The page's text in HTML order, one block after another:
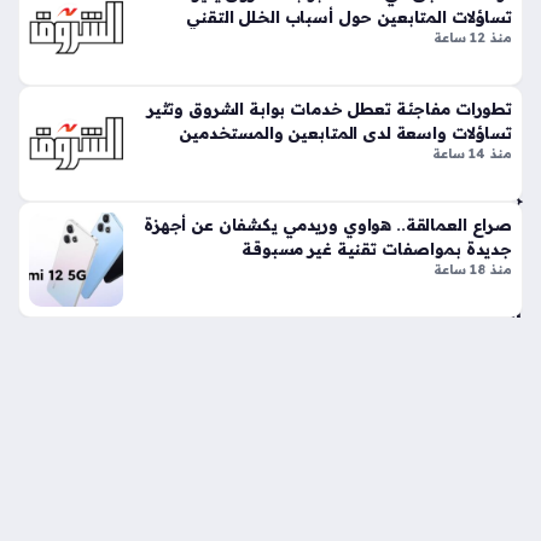
غا
فل
سا
عتي
ن
تس
ات
تساؤلات المتابعين حول أسباب الخلل التقني
منذ 12 ساعة
تطورات مفاجئة تعطل خدمات بوابة الشروق وتثير
تساؤلات واسعة لدى المتابعين والمستخدمين
منذ 14 ساعة
صراع العمالقة.. هواوي وريدمي يكشفان عن أجهزة
جديدة بمواصفات تقنية غير مسبوقة
منذ 18 ساعة